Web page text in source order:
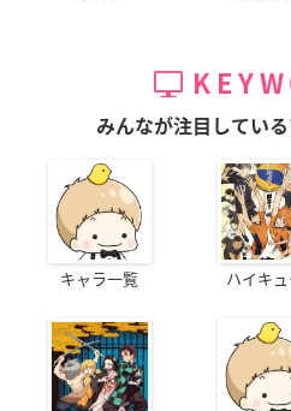
みんなが注目してい
キャラ一覧 ハイキ